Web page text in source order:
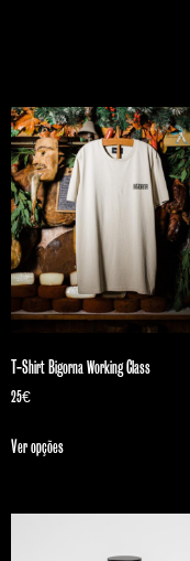
T-Shirt Bigorna Working Class
25€
Ver opções